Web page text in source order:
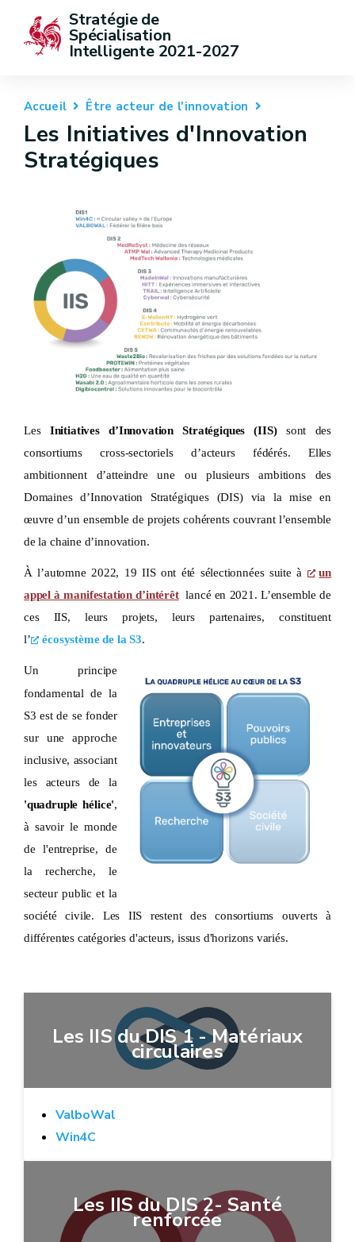
Stratégie de
Spécialisation
Intelligente 2021-2027
Accueil Être acteur de l'innovation
Les Initiatives d'Innovation
Stratégiques
Les Initiatives d’Innovation Stratégiques (IIS)sont des
consortiums cross-sectoriels d’acteurs fédérés. Elles
ambitionnent d’atteindre une ou plusieurs ambitions des
Domaines d’Innovation Stratégiques (DIS) via la mise en
œuvre d’un ensemble de projets cohérents couvrant l’ensemble
de la chaine d’innovation.
Àl’automne 2022, 19 IIS ont été sélectionnées suite à
un
appel à manifestation d’intérêtlancé en 2021. L’ensemble de
ces IIS, leurs projets, leurs partenaires, constituent
l’
écosystème de la S3.
Un principe
fondamental de la
S3 est de se fonder
sur une approche
inclusive, associant
les acteurs de la
'quadruple hélice',
à savoir le monde
de l'entreprise, de
la recherche, le
secteur public et la
société civile. Les IIS restent des consortiums ouverts à
différentes catégories d'acteurs, issus d'horizons variés.
Les IIS du DIS 1 - Matériaux
circulaires
ValboWal
Win4C
Les IIS du DIS 2- Santé
renforcée